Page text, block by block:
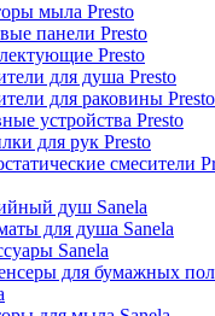
мыла Presto
панели Presto
Presto
для душа Presto
для раковины Presto
устройства Presto
для рук Presto
смесители
душ Sanela
для душа Sanela
Sanela
для бумажных